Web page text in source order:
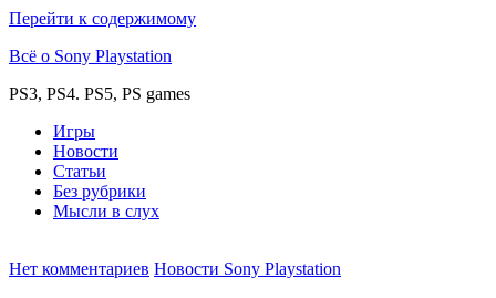
Перейти к содержимому
Всё о Sony Playstation
PS3, PS4. PS5, PS games
Игры
Новости
Статьи
Без рубрики
Мысли в слух
Нет комментариев Новости Sony Playstation